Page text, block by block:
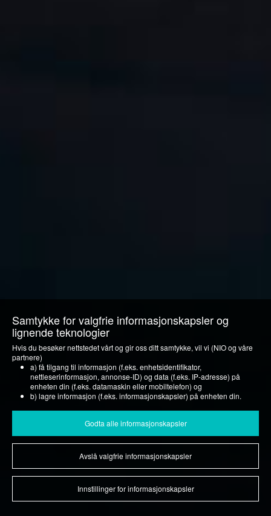
Samtykke for valgfrie informasjonskapsler og
lignende teknologier
Hvis du besøker nettstedet vårt og gir oss ditt samtykke, vil vi (NIO og våre
partnere)
a) få tilgang til informasjon (f.eks. enhetsidentifikator,
nettleserinformasjon, annonse-ID) og data (f.eks. IP-adresse) på
enheten din (f.eks. datamaskin eller mobiltelefon) og
b) lagre informasjon (f.eks. informasjonskapsler) på enheten din.
Vi gjør dette for å optimalisere nettstedet vårt samt for å tilpasse det for deg
og vise deg relevant annonsering på sosiale medier eller for å tilby deg
"Innstillinger for informasjonskapsler" eller foreta et individuelt valg der.
Vær oppmerksom på at tilbakekallingen av samtykket kun har virkning for
fremtiden.
Hvis du vil vite mer om informasjonskapsler og lignende teknologi, kan du
Godta alle informasjonskapsler
Avslå valgfrie informasjonskapsler
Innstillinger for informasjonskapsler